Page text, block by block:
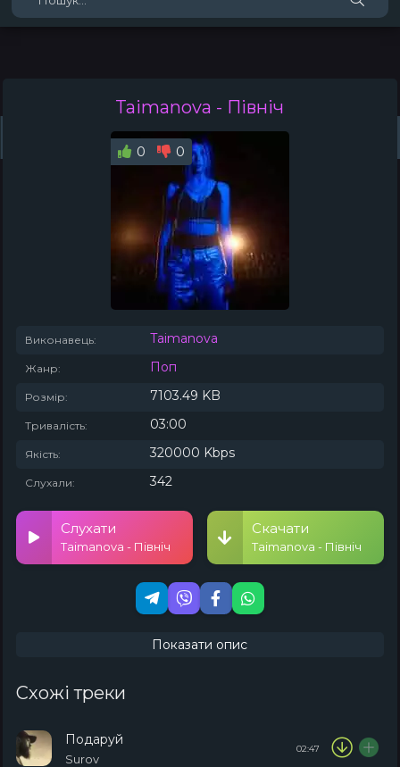
Топ 100
Taimanova - Північ
0 0
Виконавець: Taimanova
Жанр: Поп
Розмір: 7103.49 KB
Тривалість: 03:00
Якість: 320000 Kbps
Слухали: 342
Слухати
Taimanova - Північ
Скачати
Taimanova - Північ
Показати опис
Схожі треки
Подаруй
Surov
02:47